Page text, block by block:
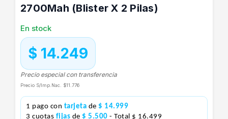
2700Mah (Blister X 2 Pilas)
En stock
$ 14.249
Precio especial con transferencia
Precio S/Imp.Nac. $11.776
1 pago con tarjeta de $ 14.999
3 cuotas fijas de $ 5.500 - Total $ 16.499